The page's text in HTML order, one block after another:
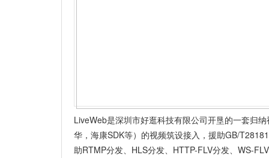
LiveWeb是深圳市好逛科技有限公司开垦的一套归
华，海康SDK等）的视频筑设接入，援助GB/
助RTMP分发、HLS分发、HTTP-FLV分发、WS-